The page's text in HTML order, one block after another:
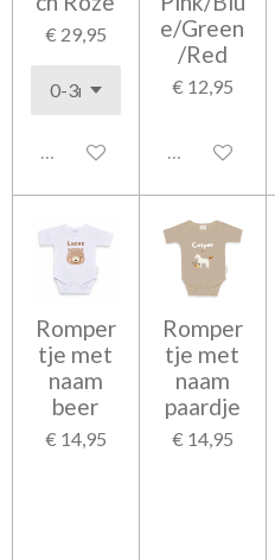
€ 29,95
Uitgeschakeld
e/Green
/Red
€ 12,95
Uitgeschakeld
Romper
tje met
naam
beer
€ 14,95
Romper
tje met
naam
paardje
€ 14,95